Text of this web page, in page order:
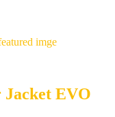
EVO